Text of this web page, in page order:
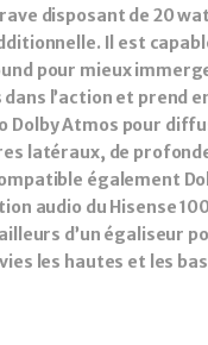
disposant de 20
Il est
pour mieux
l’action et prend
Dolby Atmos pour
latéraux, de
également
audio du Hisense
d’un égaliseur
les hautes et les